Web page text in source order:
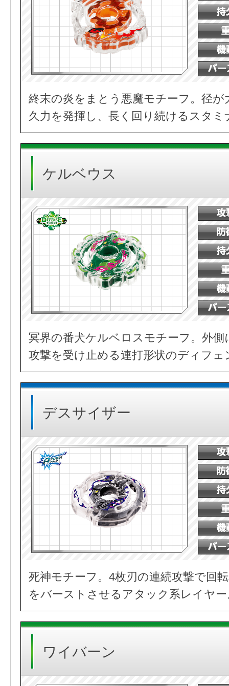
終末の炎をまとう悪魔モチーフ。径
久力を発揮し、長く回り続けるスタミ
ケルベウス
冥界の番犬ケルベロスモチーフ。外
攻撃を受け止める連打形状のディフ
デスサイザー
死神モチーフ。4枚刃の連続攻撃で回
をバーストさせるアタック系レイヤー
ワイバーン